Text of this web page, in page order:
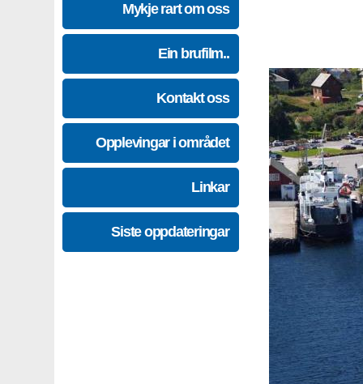
Mykje rart om oss
Ein brufilm..
Kontakt oss
Opplevingar i området
Linkar
Siste oppdateringar